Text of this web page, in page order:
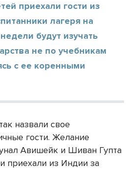
приехали гости из
лагеря на
будут изучать
не по учебникам
с ее коренными
назвали свое
гости. Желание
Авишейк и Шиван Гупта
приехали из Индии за